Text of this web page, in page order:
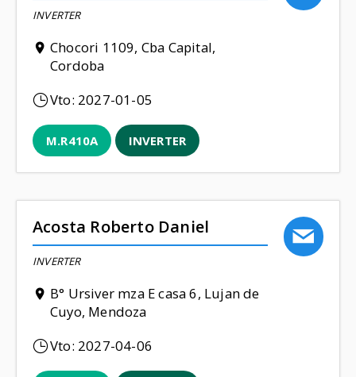
INVERTER
Chocori 1109, Cba Capital,
Cordoba
Vto: 2027-01-05
M.R410A INVERTER
Acosta Roberto Daniel
INVERTER
B° Ursiver mza E casa 6, Lujan de
Cuyo, Mendoza
Vto: 2027-04-06